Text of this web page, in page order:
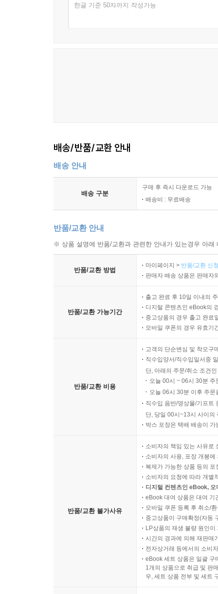
한글 기준 50자까지 작성가능
배송/반품/교환 안내
배송 안내
배송 구분
구매 후 즉시 다운로드 가능
배송비 : 무료배송
반품/교환 안내
※ 상품 설명에 반품/교환과 관련한 안내가 있는경우 아
반품/교환 방법
마이페이지 > 반품/교환 신
판매자 배송 상품은 판매자
반품/교환 가능기간
출고 완료 후 10일 이내의
디지털 콘텐츠인 eBook의
중고상품의 경우 출고 완료
모바일 쿠폰의 경우 유효기
반품/교환 비용
고객의 단순변심 및 착오구
직수입양서/직수입일서중
단, 아래의 주문/취소 조건
오늘 00시 ~ 06시 30분
오늘 06시 30분 이후 주
직수입 음반/영상물/기프트
단, 당일 00시~13시 사이의
박스 포장은 택배 배송이
반품/교환 불가사유
소비자의 책임 있는 사유로
소비자의 사용, 포장 개봉
복제가 가능한 상품 등의
소비자의 요청에 따라 개별
디지털 컨텐츠인 eBook,
eBook 대여 상품은 대여 기
모바일 쿠폰 등록 후 취소/
중고상품이 구매확정(자동
LP상품의 재생 불량 원인
시간의 경과에 의해 재판매
전자상거래 등에서의 소비
eBook 세트 상품은 일괄 구
1개의 상품으로 취급 및 판
우, 세트 상품 전부 및 세트